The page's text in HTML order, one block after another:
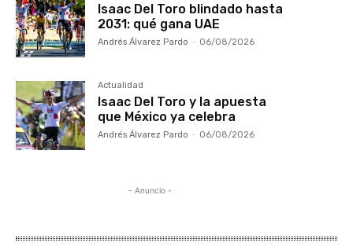
Isaac Del Toro blindado hasta
2031: qué gana UAE
Andrés Álvarez Pardo - 06/08/2026
Actualidad
Isaac Del Toro y la apuesta
que México ya celebra
Andrés Álvarez Pardo - 06/08/2026
- Anuncio -